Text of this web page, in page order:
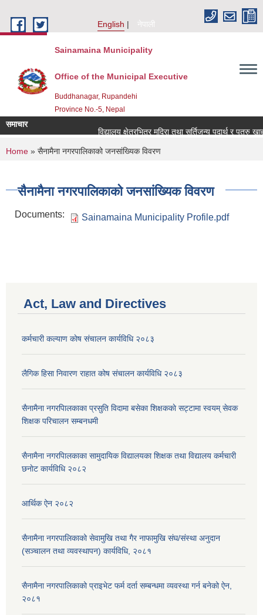
English
नेपाली
Sainamaina Municipality
Office of the Municipal Executive
Buddhanagar, Rupandehi
Province No.-5, Nepal
समाचार
विद्यालय क्षेत्रभित्र मदिरा तथा सुर्तिजन्य पदार्थ र पत्रु
You are here
Home » सैनामैना नगरपालिकाको जनसांख्यिक विवरण
सैनामैना नगरपालिकाको जनसांख्यिक विवरण
Documents: Sainamaina Municipality Profile.pdf
Act, Law and Directives
कर्मचारी कल्याण काेष संचालन कार्यविधि २०८३
लैगिक हिसा निवारण राहात कोष संचालन कार्यविधि २०८३
सैनामैना नगरपािलकाका प्रसुति विदामा बसेका शिक्षककाे सट्टामा स्वयम् सेवक
शिक्षक परिचालन सम्बनधमी
सैनामैना नगरपािलकाका सामुदायिक विद्यालयका शिक्षक तथा विद्यालय कर्मचारी
छनाेट कार्यविधि २०८२
आर्थिक ऐन २०८२
सैनामैना नगरपालिकाको सेवामुखि तथा गैर नाफामुखि संघ/संस्था अनुदान
(सञ्चालन तथा व्यवस्थापन) कार्यविधि, २०८१
सैनामैना नगरपालिकाको प्राइभेट फर्म दर्ता सम्बन्धमा व्यवस्था गर्न बनेको ऐन,
२०८१